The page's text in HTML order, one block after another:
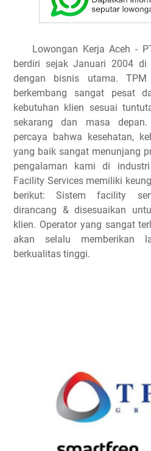
Lowongan Kerja Aceh -
berdiri sejak Januari 2004 di
dengan bisnis utama.
berkembang sangat pesat
kebutuhan klien sesuai
sekarang dan masa
percaya bahwa kesehatan,
yang baik sangat menunjang
pengalaman kami di
Facility Services memiliki
berikut:Sistem facility
dirancang & disesuaikan
klien. Operator yang sangat
akan selalu memberikan
berkualitas tinggi.